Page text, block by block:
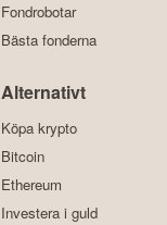
Fondrobotar
Bästa fonderna
Alternativt
Köpa krypto
Bitcoin
Ethereum
Investera i guld